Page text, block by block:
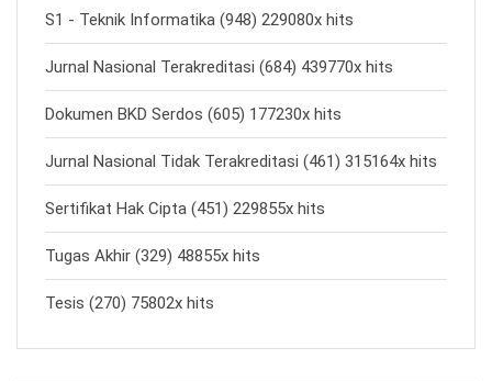
S1 - Teknik Informatika (948) 229080x hits
Jurnal Nasional Terakreditasi (684) 439770x hits
Dokumen BKD Serdos (605) 177230x hits
Jurnal Nasional Tidak Terakreditasi (461) 315164x hits
Sertifikat Hak Cipta (451) 229855x hits
Tugas Akhir (329) 48855x hits
Tesis (270) 75802x hits